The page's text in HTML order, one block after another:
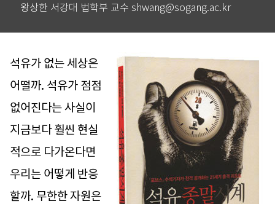
왕상한 서강대 법학부 교수 shwang@sogang.ac.kr
석유가 없는 세상은
어떨까. 석유가 점점
없어진다는 사실이
지금보다 훨씬 현실
적으로 다가온다면
우리는 어떻게 반응
할까. 무한한 자원은